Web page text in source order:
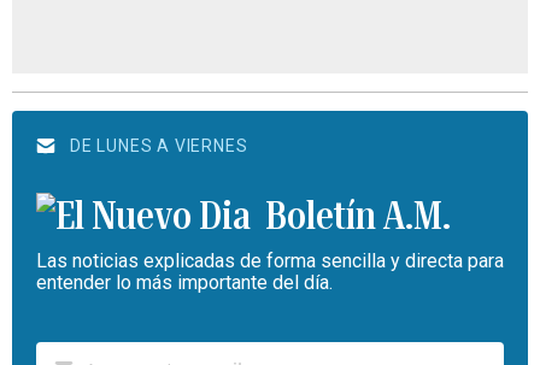
DE LUNES A VIERNES
Boletín A.M.
Las noticias explicadas de forma sencilla y directa para
entender lo más importante del día.